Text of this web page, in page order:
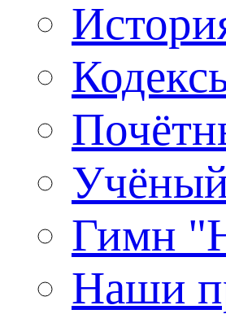
Гимн
Наши